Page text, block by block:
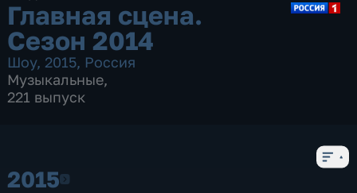
Главная сцена.
Сезон 2014
Шоу, 2015, Россия
Музыкальные,
221 выпуск
20152015